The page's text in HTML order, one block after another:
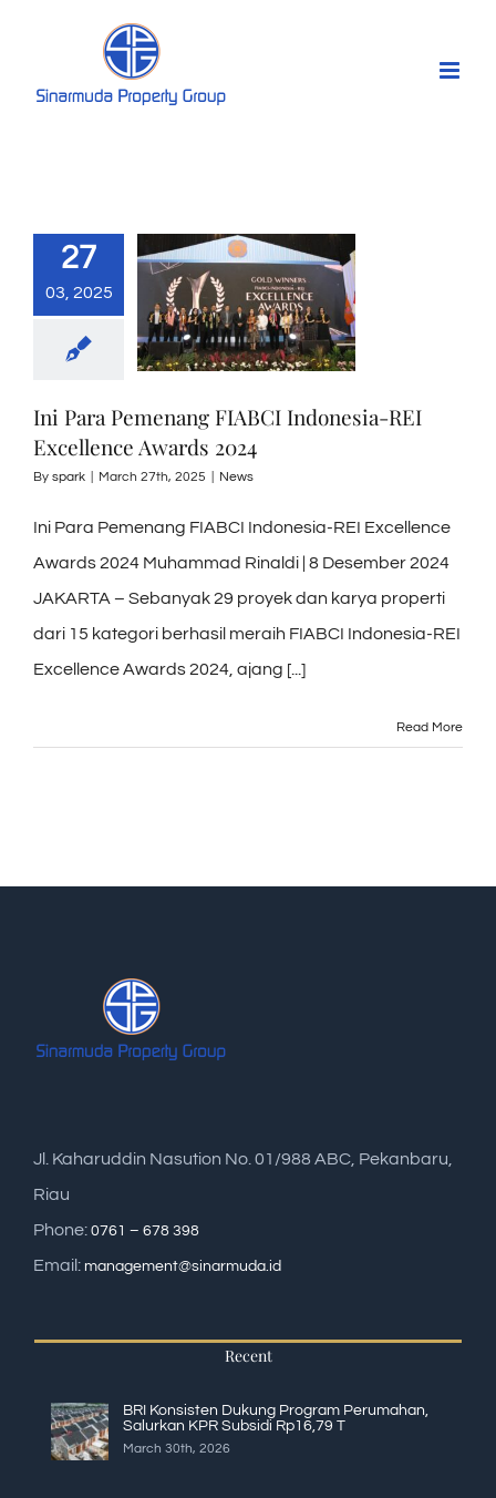
content
27
03, 2025
Ini Para Pemenang FIABCI Indonesia-REI
Excellence Awards 2024
By spark March 27th, 2025 News
Ini Para Pemenang FIABCI Indonesia-REI Excellence
Awards 2024 Muhammad Rinaldi | 8 Desember 2024
JAKARTA – Sebanyak 29 proyek dan karya properti
dari 15 kategori berhasil meraih FIABCI Indonesia-REI
Excellence Awards 2024, ajang [...]
Read More
Jl. Kaharuddin Nasution No. 01/988 ABC, Pekanbaru,
Riau
Phone: 0761 – 678 398
Email: management@sinarmuda.id
Recent
BRI Konsisten Dukung Program Perumahan,
Salurkan KPR Subsidi Rp16,79 T
March 30th, 2026